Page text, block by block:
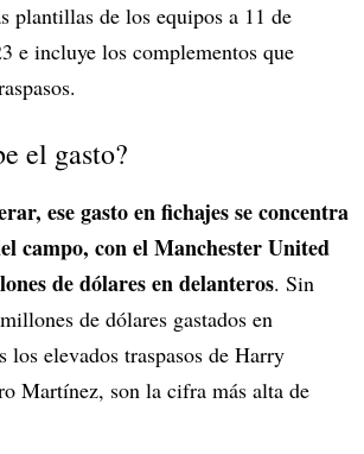
plantillas de los equipos a 11 de
e incluye los complementos que
el gasto?
ese gasto en fichajes se concentra
campo, con el Manchester United
de dólares en delanteros. Sin
de dólares gastados en
los elevados traspasos de Harry
Martínez, son la cifra más alta de